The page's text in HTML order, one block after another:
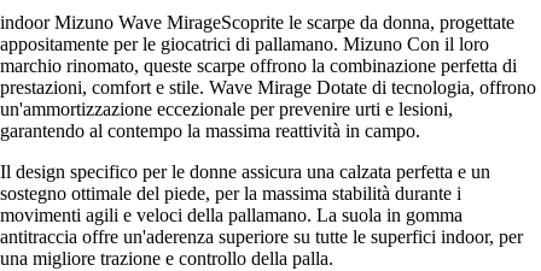
indoor Mizuno Wave MirageScoprite le scarpe da donna, progettate
appositamente per le giocatrici di pallamano. Mizuno Con il loro
marchio rinomato, queste scarpe offrono la combinazione perfetta di
prestazioni, comfort e stile. Wave Mirage Dotate di tecnologia, offrono
un'ammortizzazione eccezionale per prevenire urti e lesioni,
garantendo al contempo la massima reattività in campo.
Il design specifico per le donne assicura una calzata perfetta e un
sostegno ottimale del piede, per la massima stabilità durante i
movimenti agili e veloci della pallamano. La suola in gomma
antitraccia offre un'aderenza superiore su tutte le superfici indoor, per
una migliore trazione e controllo della palla.